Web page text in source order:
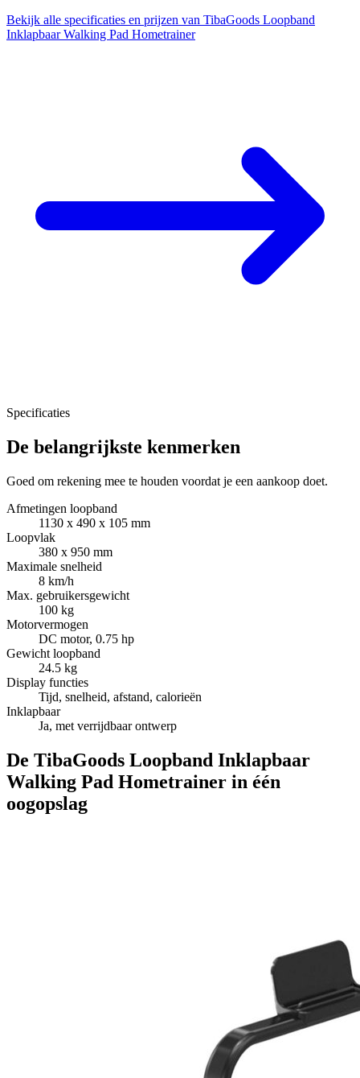
Bekijk alle specificaties en prijzen van TibaGoods Loopband
Inklapbaar Walking Pad Hometrainer
Specificaties
De belangrijkste kenmerken
Goed om rekening mee te houden voordat je een aankoop doet.
Afmetingen loopband
1130 x 490 x 105 mm
Loopvlak
380 x 950 mm
Maximale snelheid
8 km/h
Max. gebruikersgewicht
100 kg
Motorvermogen
DC motor, 0.75 hp
Gewicht loopband
24.5 kg
Display functies
Tijd, snelheid, afstand, calorieën
Inklapbaar
Ja, met verrijdbaar ontwerp
De TibaGoods Loopband Inklapbaar
Walking Pad Hometrainer in één
oogopslag